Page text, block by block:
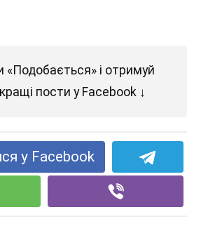
«Подобається» і отримуй
пости у Facebook ↓
у Facebook